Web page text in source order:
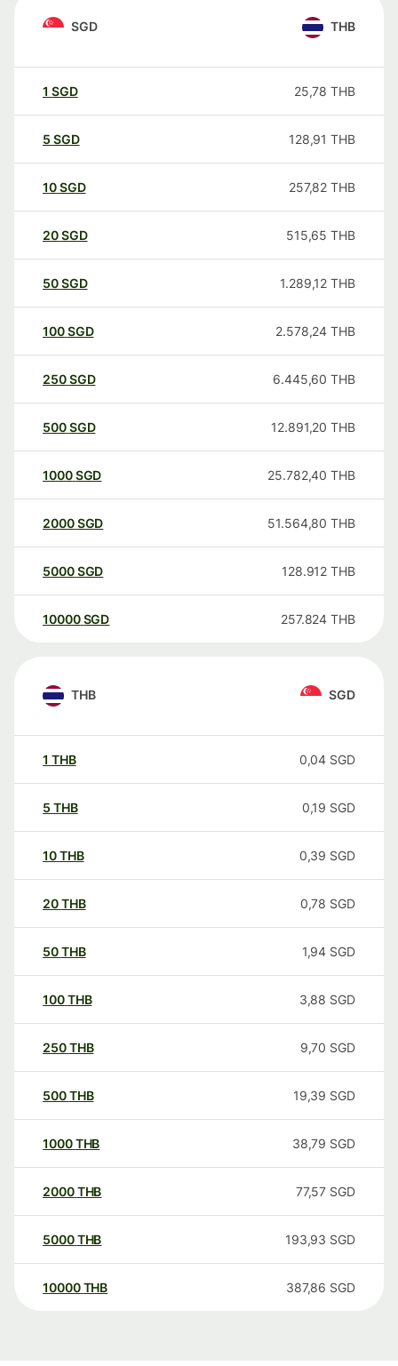
SGD THB
1 SGD 25,78 THB
5 SGD 128,91 THB
10SGD 257,82 THB
20SGD 515,65 THB
50SGD 1.289,12 THB
100SGD 2.578,24 THB
250SGD 6.445,60 THB
500SGD 12.891,20 THB
1000SGD 25.782,40 THB
2000SGD 51.564,80 THB
5000SGD 128.912 THB
10000 SGD 257.824 THB
THB SGD
1 THB 0,04 SGD
5 THB 0,19 SGD
10THB 0,39 SGD
20THB 0,78 SGD
50THB 1,94 SGD
100THB 3,88 SGD
250THB 9,70 SGD
500THB 19,39 SGD
1000THB 38,79 SGD
2000THB 77,57 SGD
5000THB 193,93 SGD
10000 THB 387,86 SGD